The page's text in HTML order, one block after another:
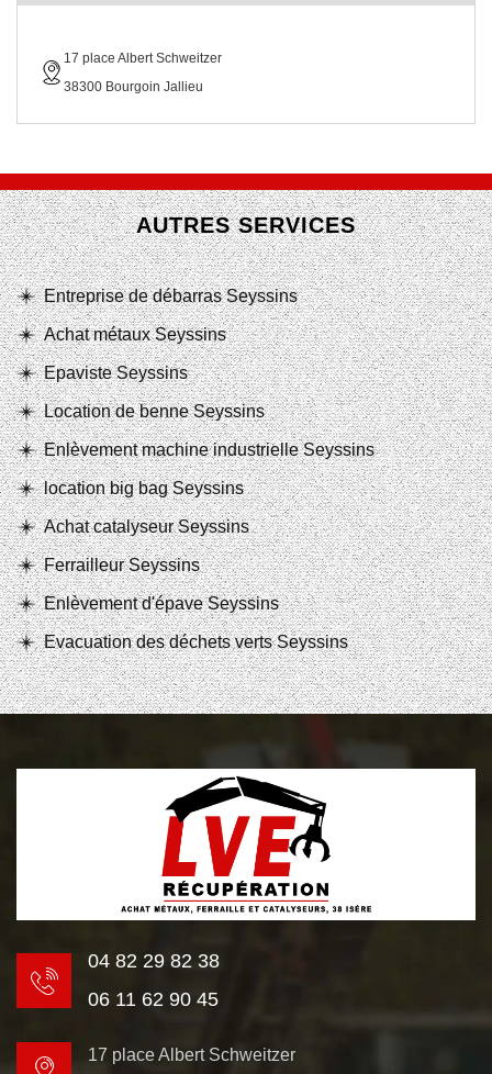
17 place Albert Schweitzer
38300 Bourgoin Jallieu
AUTRES SERVICES
Entreprise de débarras Seyssins
Achat métaux Seyssins
Epaviste Seyssins
Location de benne Seyssins
Enlèvement machine industrielle Seyssins
location big bag Seyssins
Achat catalyseur Seyssins
Ferrailleur Seyssins
Enlèvement d'épave Seyssins
Evacuation des déchets verts Seyssins
04 82 29 82 38
06 11 62 90 45
17 place Albert Schweitzer